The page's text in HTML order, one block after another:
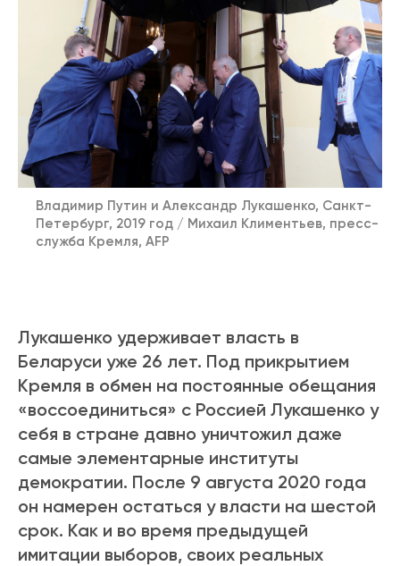
Владимир Путин и Александр Лукашенко, Санкт-
Петербург, 2019 год / Михаил Климентьев, пресс-
служба Кремля, AFP
Лукашенко удерживает власть в
Беларуси уже 26 лет. Под прикрытием
Кремля в обмен на постоянные обещания
«воссоединиться» с Россией Лукашенко у
себя в стране давно уничтожил даже
самые элементарные институты
демократии. После 9 августа 2020 года
он намерен остаться у власти на шестой
срок. Как и во время предыдущей
имитации выборов, своих реальных